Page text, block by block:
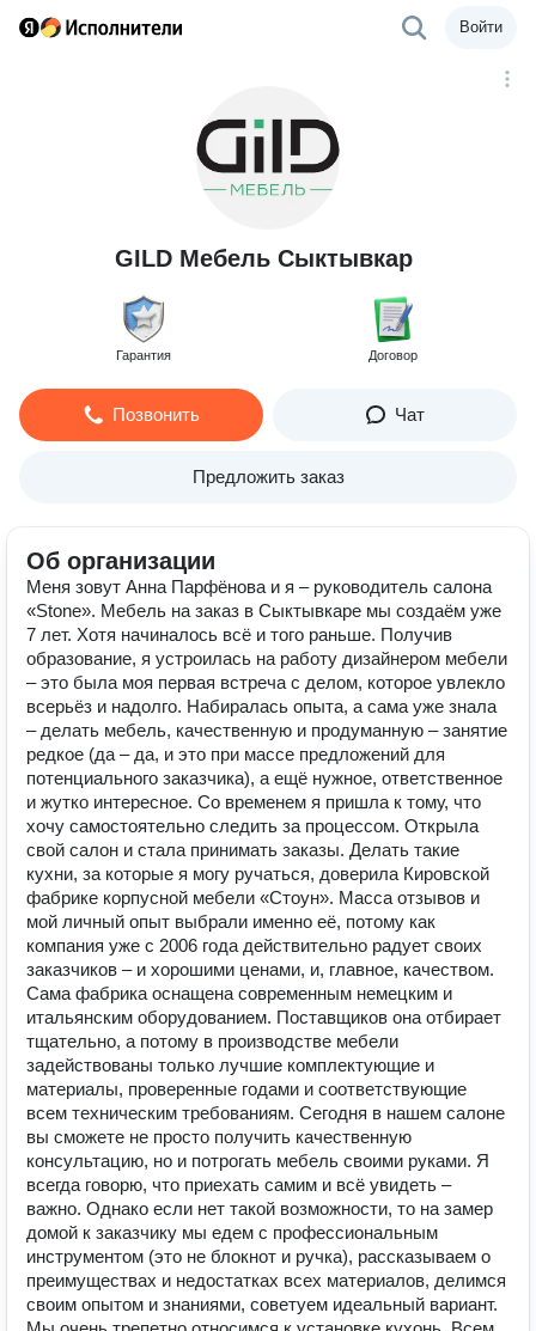
Войти
GILD Мебель Сыктывкар
Гарантия Договор
Позвонить Чат
Предложить заказ
Об организации
Меня зовут Анна Парфёнова и я – руководитель салона
«Stone». Мебель на заказ в Сыктывкаре мы создаём уже
7 лет. Хотя начиналось всё и того раньше. Получив
образование, я устроилась на работу дизайнером мебели
– это была моя первая встреча с делом, которое увлекло
всерьёз и надолго. Набиралась опыта, а сама уже знала
– делать мебель, качественную и продуманную – занятие
редкое (да – да, и это при массе предложений для
потенциального заказчика), а ещё нужное, ответственное
и жутко интересное. Со временем я пришла к тому, что
хочу самостоятельно следить за процессом. Открыла
свой салон и стала принимать заказы. Делать такие
кухни, за которые я могу ручаться, доверила Кировской
фабрике корпусной мебели «Стоун». Масса отзывов и
мой личный опыт выбрали именно её, потому как
компания уже с 2006 года действительно радует своих
заказчиков – и хорошими ценами, и, главное, качеством.
Сама фабрика оснащена современным немецким и
итальянским оборудованием. Поставщиков она отбирает
тщательно, а потому в производстве мебели
задействованы только лучшие комплектующие и
материалы, проверенные годами и соответствующие
всем техническим требованиям. Сегодня в нашем салоне
вы сможете не просто получить качественную
консультацию, но и потрогать мебель своими руками. Я
всегда говорю, что приехать самим и всё увидеть –
важно. Однако если нет такой возможности, то на замер
домой к заказчику мы едем с профессиональным
инструментом (это не блокнот и ручка), рассказываем о
преимуществах и недостатках всех материалов, делимся
своим опытом и знаниями, советуем идеальный вариант.